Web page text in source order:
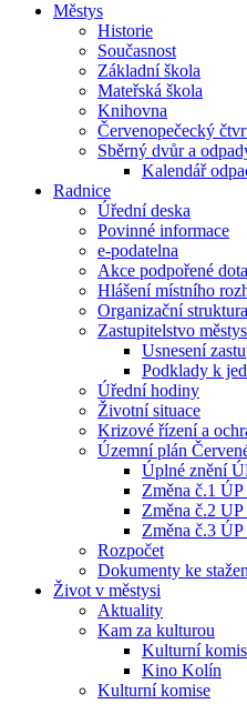
Městys
Historie
Současnost
Základní škola
Mateřská škola
Knihovna
Červenopečecký
Sběrný dvůr a
Kalendář
Radnice
Úřední deska
Povinné informace
e-podatelna
Akce podpořené
Hlášení místního
Organizační struktura
Zastupitelstvo
Usnesení
Podklady k
Úřední hodiny
Životní situace
Krizové řízení a
Územní plán
Úplné znění
Změna č.1
Změna č.2
Změna č.3
Rozpočet
Dokumenty ke
Život v městysi
Aktuality
Kam za kulturou
Kulturní
Kino Kolín
Kulturní komise